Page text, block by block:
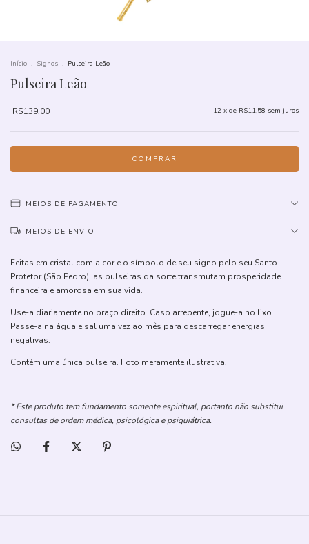
Início . Signos . Pulseira Leão
Pulseira Leão
R$139,00 12 x de R$11,58 sem juros
MEIOS DE PAGAMENTO
MEIOS DE ENVIO
Feitas em cristal com a cor e o símbolo de seu signo pelo seu Santo
Protetor (São Pedro), as pulseiras da sorte transmutam prosperidade
financeira e amorosa em sua vida.
Use-a diariamente no braço direito. Caso arrebente, jogue-a no lixo.
Passe-a na água e sal uma vez ao mês para descarregar energias
negativas.
Contém uma única pulseira. Foto meramente ilustrativa.
* Este produto tem fundamento somente espiritual, portanto não substitui
consultas de ordem médica, psicológica e psiquiátrica.